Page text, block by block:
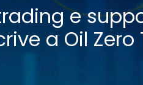
e
a Oil Zero